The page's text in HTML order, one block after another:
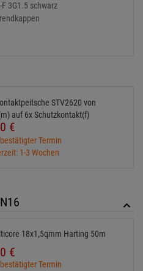
3G1.5 schwarz
STV2620 von
auf 6x Schutzkontakt(f)
€
Termin
1-3 Wochen
18x1,5qmm Harting 50m
€
Termin